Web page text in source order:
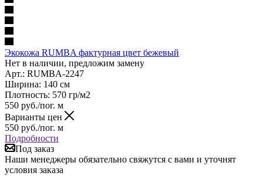
Экокожа RUMBA фактурная цвет бежевый
Нет в наличии, предложим замену
Арт.: RUMBA-2247
Ширина: 140 см
Плотность: 570 гр/м2
550 руб./пог. м
Варианты цен
550 руб./пог. м
Подробности
Под заказ
Наши менеджеры обязательно свяжутся с вами и уточнят
условия заказа